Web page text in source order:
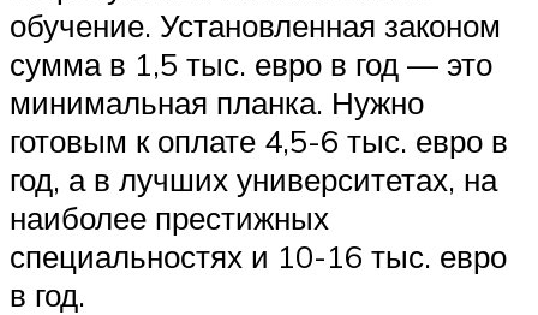
обучение. Установленная законом
сумма в 1,5 тыс. евро в год — это
минимальная планка. Нужно
готовым к оплате 4,5-6 тыс. евро в
год, а в лучших университетах, на
наиболее престижных
специальностях и 10-16 тыс. евро
в год.